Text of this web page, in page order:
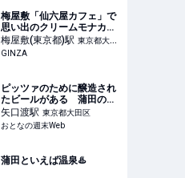
梅屋敷「仙六屋カフェ」で
思い出のクリームモナカ
を！
梅屋敷(東京都)駅 東京都大田
区
GINZA
ピッツァのために醸造され
たビールがある 蒲田のは
ずれに誕生したブリュワリ
ー併設の本格派ピッツェリ
ア
矢口渡駅 東京都大田区
おとなの週末Web
蒲田といえば温泉♨️